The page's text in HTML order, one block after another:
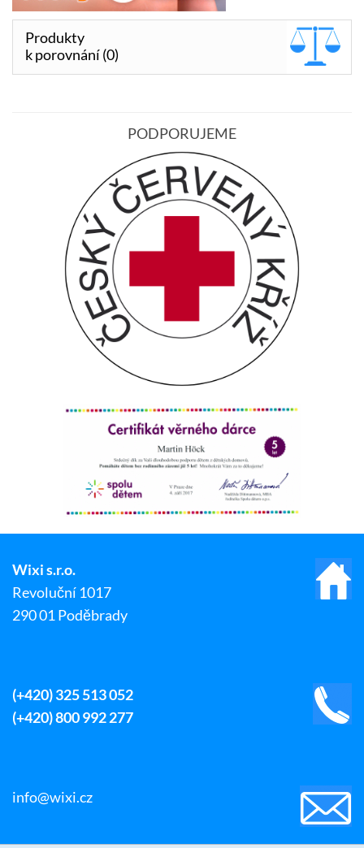
Produkty
k porovnání (0)
PODPORUJEME
Wixi s.r.o.
Revoluční 1017
290 01 Poděbrady
(+420) 325 513 052
(+420) 800 992 277
info@wixi.cz